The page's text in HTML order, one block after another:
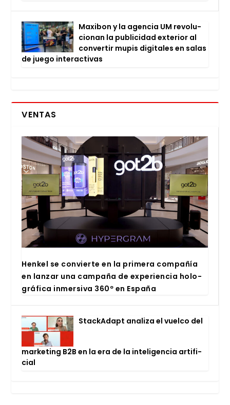
Maxi­bon y la agen­cia UM revo­lu­
cio­nan la publi­ci­dad exte­rior al
con­ver­tir mupis digi­ta­les en salas
de jue­go inter­ac­ti­vas
VENTAS
Hen­kel se con­vier­te en la pri­me­ra com­pa­ñía
en lan­zar una cam­pa­ña de expe­rien­cia holo­
grá­fi­ca inmer­si­va 360º en Espa­ña
Stac­kA­dapt ana­li­za el vuel­co del
mar­ke­ting B2B en la era de la inte­li­gen­cia arti­fi­
cial